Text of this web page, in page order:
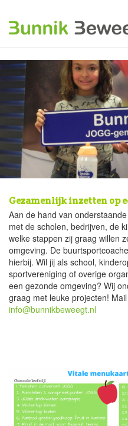
Gezamenlijk inzetten op
Aan de hand van
met de scholen, bedrijven, de
welke stappen zij graag willen
omgeving. De
hierbij. Wil jij als school,
sportvereniging of overige
een gezonde omgeving? Wij
graag met leuke projecten!
info@bunnikbeweegt.nl